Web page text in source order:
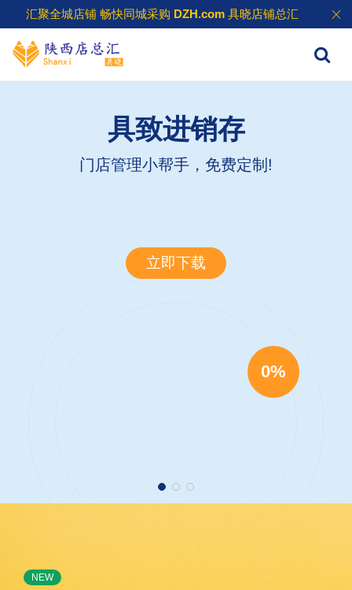
汇聚全城店铺 畅快同城采购 DZH.com 具晓店铺总汇
具致进销存
门店管理小帮手，免费定制!
立即下载
0%
NEW